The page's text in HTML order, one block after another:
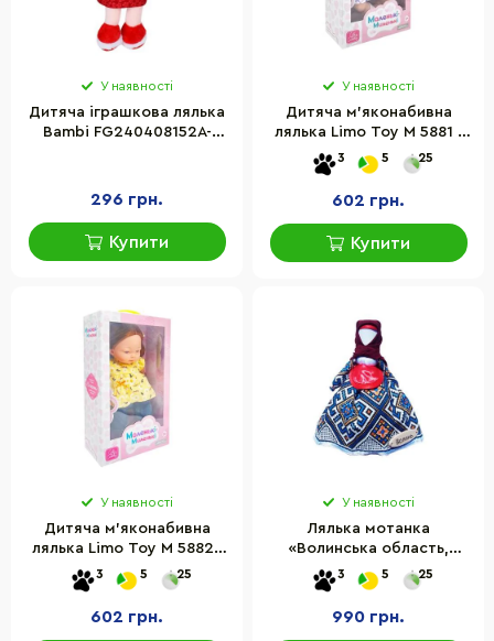
У наявності
Дитяча іграшкова лялька
Bambi FG240408152A-
296 грн.
Купити
У наявності
Дитяча м'яконабивна
лялька Limo Toy M 5881 I
UA(Violet) 33 см, музичні
ефекти
3 5 25
602 грн.
Купити
У наявності
Дитяча м'яконабивна
лялька Limo Toy M 5882 I
UA(Yellow) 33 см, музичні
ефекти
3 5 25
602 грн.
У наявності
Лялька мотанка
«Волинська область,
Волинщина» HEGA 230-
2HG
3 5 25
990 грн.